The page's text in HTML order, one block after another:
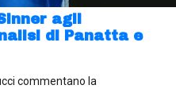
agli
di Panatta e
commentano la